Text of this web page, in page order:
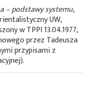
– podstawy systemu,
UW,
w TPPI 13.04.1977,
przez Tadeusza
przypisami z